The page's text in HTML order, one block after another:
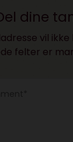
dine
vil
felter er